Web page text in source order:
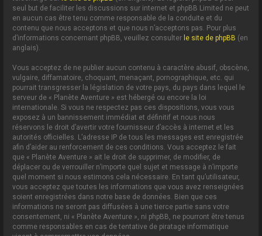
seul but de faciliter les discussions sur internet et phpBB Limited ne peut
en aucun cas être tenu comme responsable de la conduite et du
contenu que nous acceptons et que nous n’acceptons pas. Pour plus
d’informations concernant phpBB, veuillez consulter le site de phpBB (en
anglais).
Vous acceptez de ne publier aucun contenu à caractère abusif, obscène,
vulgaire, diffamatoire, choquant, menaçant, pornographique, etc. qui
pourrait transgresser la législation de votre pays, du pays dans lequel le
serveur de « Planète Aventure » est hébergé ou encore la loi
internationale. Si vous ne respectez pas ces dispositions, vous vous
exposez à un bannissement immédiat et définitif et nous nous
réservons le droit d’avertir votre fournisseur d’accès à internet et les
autorités officielles. L’adresse IP de tous les messages est enregistrée
afin d’aider au renforcement de ces conditions. Vous acceptez le fait
que « Planète Aventure » ait le droit de supprimer, de modifier, de
déplacer ou de verrouiller n’importe quel sujet et message à n’importe
quel moment si nous estimons cela nécessaire. En tant qu’utilisateur,
vous acceptez que toutes les informations que vous avez renseignées
soient enregistrées dans notre base de données. Bien que ces
informations ne seront pas diffusées à une tierce partie sans votre
consentement, ni « Planète Aventure », ni phpBB, ne pourront être tenus
comme responsables en cas de tentative de piratage informatique